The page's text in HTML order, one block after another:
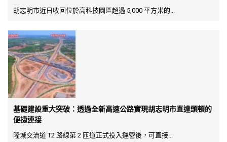
胡志明市近日收回位於高科技園區超過 5,000 平方米的...
基礎建設重大突破：透過全新高速公路實現胡志明市直達頭頓的
便捷連接
隆城交流道 T2 路線第 2 匝道正式投入運營後，可直接...